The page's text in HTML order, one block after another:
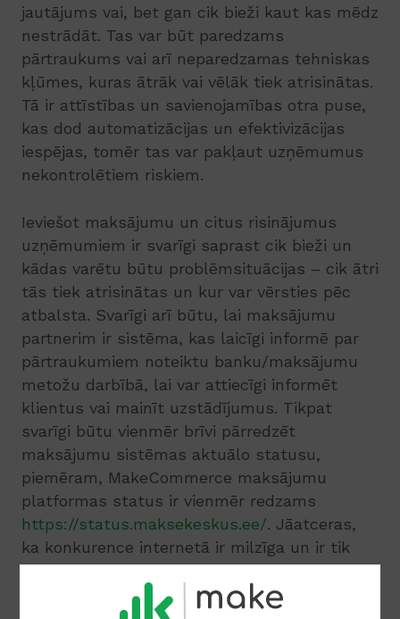
jautājums vai, bet gan cik bieži kaut kas mēdz
nestrādāt. Tas var būt paredzams
pārtraukums vai arī neparedzamas tehniskas
kļūmes, kuras ātrāk vai vēlāk tiek atrisinātas.
Tā ir attīstības un savienojamības otra puse,
kas dod automatizācijas un efektivizācijas
iespējas, tomēr tas var pakļaut uzņēmumus
nekontrolētiem riskiem.
Ieviešot maksājumu un citus risinājumus
uzņēmumiem ir svarīgi saprast cik bieži un
kādas varētu būtu problēmsituācijas – cik ātri
tās tiek atrisinātas un kur var vērsties pēc
atbalsta. Svarīgi arī būtu, lai maksājumu
partnerim ir sistēma, kas laicīgi informē par
pārtraukumiem noteiktu banku/maksājumu
metožu darbībā, lai var attiecīgi informēt
klientus vai mainīt uzstādījumus. Tikpat
svarīgi būtu vienmēr brīvi pārredzēt
maksājumu sistēmas aktuālo statusu,
piemēram, MakeCommerce maksājumu
platformas status ir vienmēr redzams
https://status.maksekeskus.ee/. Jāatceras,
ka konkurence internetā ir milzīga un ir tik
daudz alternatīvu e-veikalu, kas ir gatavi
pieņemt Jūsu klienta pasūtījumu, kad to nav